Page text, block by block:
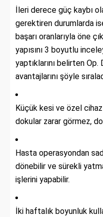
İleri derece güç kaybı
gerektiren durumlarda
başarı oranlarıyla öne
yapısını 3 boyutlu
yaptıklarını belirten
avantajlarını şöyle
Küçük kesi ve özel
dokular zarar görmez,
Hasta operasyondan
dönebilir ve sürekli
işlerini yapabilir.
İki haftalık boyunluk